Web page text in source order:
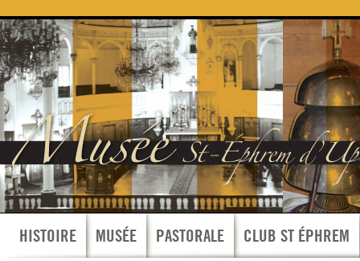
HISTOIRE MUSÉE PASTORALE CLUB ST ÉPHREM